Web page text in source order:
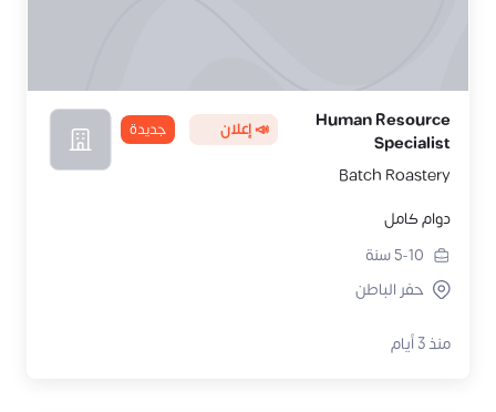
Human Resource
Specialist
📣 إعلان جديدة
Batch Roastery
دوام كامل
5-10سنة
حفر الباطن
منذ 3 أيام